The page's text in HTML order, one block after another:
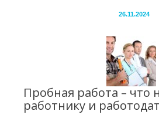
26.11.2024
Пробная работа – что
работнику и